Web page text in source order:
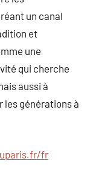
un canal
et
une
qui cherche
aussi à
les générations à
fr